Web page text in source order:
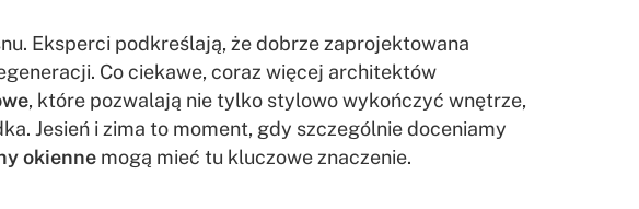
Eksperci podkreślają, że dobrze zaprojektowana
Co ciekawe, coraz więcej architektów
, które pozwalają nie tylko stylowo wykończyć wnętrze,
Jesień i zima to moment, gdy szczególnie doceniamy
okienne mogą mieć tu kluczowe znaczenie.